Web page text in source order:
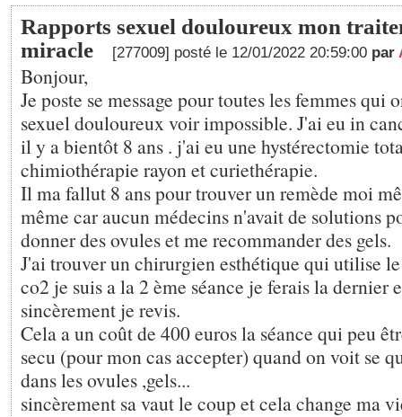
Rapports sexuel douloureux mon
miracle
[277009] posté le 12/01/2022 20:59:00 par
Bonjour,
Je poste se message pour toutes les femmes qui
sexuel douloureux voir impossible. J'ai eu in
il y a bientôt 8 ans . j'ai eu une hystérectomie
chimiothérapie rayon et curiethérapie.
Il ma fallut 8 ans pour trouver un remède moi
même car aucun médecins n'avait de solutions
donner des ovules et me recommander des gels.
J'ai trouver un chirurgien esthétique qui utilise
co2 je suis a la 2 ème séance je ferais la dernier
sincèrement je revis.
Cela a un coût de 400 euros la séance qui peu
secu (pour mon cas accepter) quand on voit se
dans les ovules ,gels...
sincèrement sa vaut le coup et cela change ma